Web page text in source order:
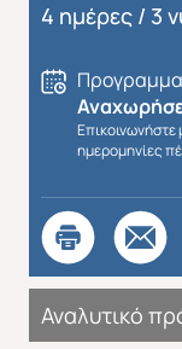
4 ημέρες / 3
Επικοινωνήστε
ημερομηνίες
Αναλυτικό